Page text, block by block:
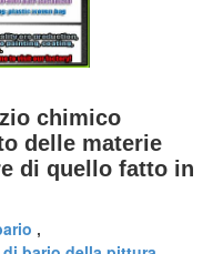
chimico
delle materie
di quello fatto in
,